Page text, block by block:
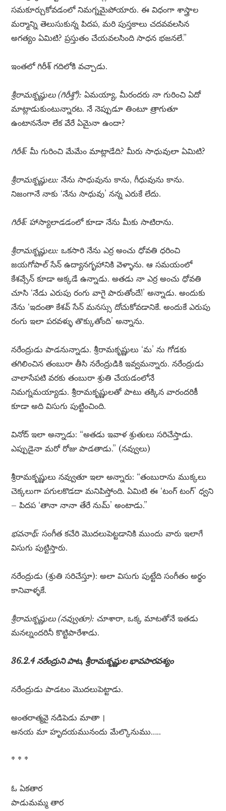
సమకూర్చుకోవడంలో నిమగ్నమైపోయారు. ఈ విధంగా శాస్త్రాల
మర్మాన్ని తెలుసుకున్న పిదప, మరి పుస్తకాలు చదవవలసిన
అగత్యం ఏమిటి? ప్రస్తుతం చేయవలసింది సాధన భజనలే.”
ఇంతలో గిరీశ్ గదిలోకి వచ్చాడు.
శ్రీరామకృష్ణులు (గిరీశ్తో): ఏమయ్యా, మీరందరు నా గురించి ఏదో
మాట్లాడుకుంటున్నారట. నే నెప్పుడూ తింటూ త్రాగుతూ
ఉంటాననేనా లేక వేరే ఏమైనా ఉందా?
గిరీశ్: మీ గురించి మేమేం మాట్లాడేది? మీరు సాధువులా ఏమిటి?
శ్రీరామకృష్ణులు: నేను సాధువును కాను, గీధువును కాను.
నిజంగానే నాకు ‘నేను సాధువు’ నన్న ఎరుకే లేదు.
గిరీశ్: హాస్యాలాడడంలో కూడా నేను మీకు సాటిరాను.
శ్రీరామకృష్ణులు: ఒకసారి నేను ఎర్ర అంచు ధోవతి ధరించి
జయగోపాల్ సేన్ ఉద్యానగృహానికి వెళ్ళాను. ఆ సమయంలో
కేశవ్సేన్ కూడా అక్కడే ఉన్నాడు. అతడు నా ఎర్ర అంచు ధోవతి
చూసి ‘నేడు ఎరుపు రంగు వాగై పారుతోందే!’ అన్నాడు. అందుకు
నేను ‘ఇదంతా కేశవ్ సేన్ మనస్సు దోచుకోవడానికే. అందుకే ఎరుపు
రంగు ఇలా పరవళ్ళు తొక్కుతోంది’ అన్నాను.
నరేంద్రుడు పాడనున్నాడు. శ్రీరామకృష్ణులు ‘మ’ ను గోడకు
తగిలించిన తంబురా తీసి నరేంద్రుడికి ఇవ్వమన్నారు. నరేంద్రుడు
చాలాసేపటి వరకు తంబురా శ్రుతి చేయడంలోనే
నిమగ్నమయ్యాడు. శ్రీరామకృష్ణులతో పాటు తక్కిన వారందరికీ
కూడా అది విసుగు పుట్టించింది.
వినోద్ ఇలా అన్నాడు: “అతడు ఇవాళ శ్రుతులు సరిచేస్తాడు.
ఎప్పుడైనా మరో రోజు పాడతాడు.” (నవ్వులు)
శ్రీరామకృష్ణులు నవ్వుతూ ఇలా అన్నారు: “తంబురాను ముక్కలు
చెక్కలుగా పగులకొడదా మనిపిస్తోంది. ఏమిటి ఈ ‘టంగ్ టంగ్’ ధ్వని
– పిదప ‘తానా నానా తేరే నుమ్’ అంటాడు.”
భవనాథ్: సంగీత కచేరి మొదలుపెట్టడానికి ముందు వారు ఇలాగే
విసుగు పుట్టిస్తారు.
నరేంద్రుడు (శ్రుతి సరిచేస్తూ): అలా విసుగు పుట్టేది సంగీతం అర్థం
కానివాళ్ళకే.
శ్రీరామకృష్ణులు (నవ్వుతూ): చూశారా, ఒక్క మాటతోనే ఇతడు
మనల్నందరినీ కొట్టిపారేశాడు.
36.2.4 నరేంద్రుని పాట, శ్రీరామకృష్ణుల భావపారవశ్యం
నరేంద్రుడు పాడటం మొదలుపెట్టాడు.
అంతరాత్మవై నడిపెడు మాతా ।
అనయ మా హృదయమునందు మేల్కొనుము…..
* * *
ఓ ఏకతార
పాడుమమ్మ తార